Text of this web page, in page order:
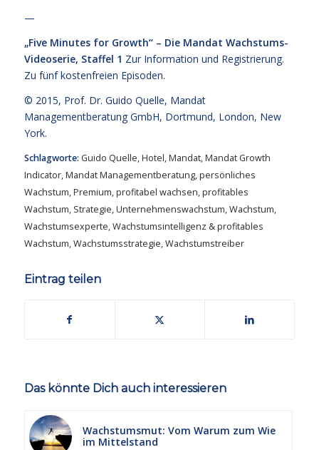
—
„Five Minutes for Growth“ – Die Mandat Wachstums-
Videoserie, Staffel 1 Zur Information und Registrierung.
Zu fünf kostenfreien Episoden.
© 2015, Prof. Dr. Guido Quelle, Mandat
Managementberatung GmbH, Dortmund, London, New
York.
Schlagworte: Guido Quelle,Hotel,Mandat,Mandat Growth
Indicator,Mandat Managementberatung,persönliches
Wachstum,Premium,profitabel wachsen,profitables
Wachstum, Strategie,Unternehmenswachstum,Wachstum,
Wachstumsexperte,Wachstumsintelligenz & profitables
Wachstum,Wachstumsstrategie,Wachstumstreiber
Eintrag teilen
Das könnte Dich auch interessieren
Wachstumsmut: Vom Warum zum Wie
im Mittelstand